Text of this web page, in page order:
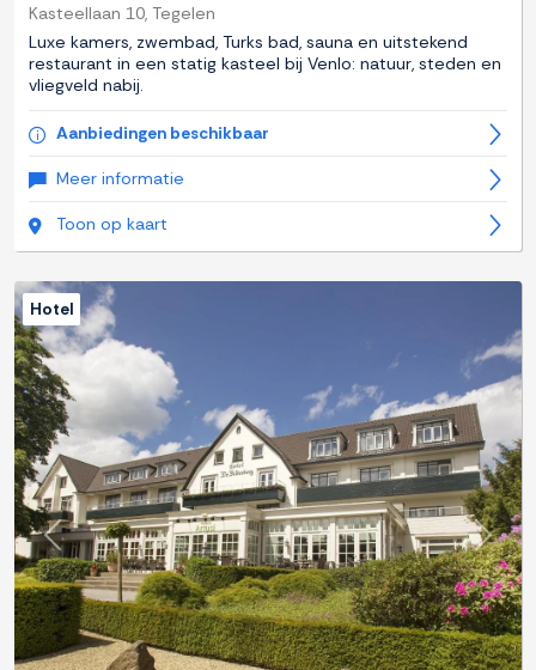
Kasteellaan 10, Tegelen
Luxe kamers, zwembad, Turks bad, sauna en uitstekend
restaurant in een statig kasteel bij Venlo: natuur, steden en
vliegveld nabij.
Aanbiedingen beschikbaar
Meer informatie
Toon op kaart
Previous Next
Hotel